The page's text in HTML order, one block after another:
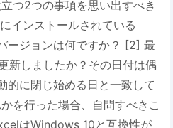
つ2つの事項を思い出すべき
インストールされている
ージョンは何ですか？ [2] 最
新しましたか？その日付は偶
的に閉じ始める日と一致して
を行った場合、自問すべきこ
はWindows 10と互換性が